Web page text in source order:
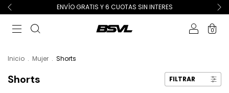
ENVÍO GRATIS Y 6 CUOTAS SIN INTERES
0
Inicio . Mujer . Shorts
Shorts FILTRAR